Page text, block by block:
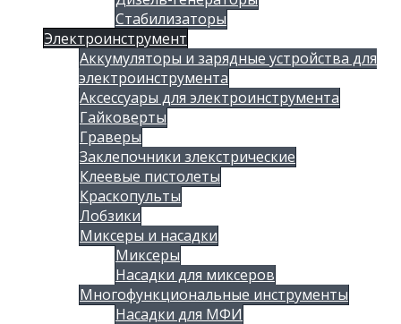
Стабилизаторы
Электроинструмент
Аккумуляторы и зарядные устройства для
электроинструмента
Аксессуары для электроинструмента
Гайковерты
Граверы
Заклепочники злекстрические
Клеевые пистолеты
Краскопульты
Лобзики
Миксеры и насадки
Миксеры
Насадки для миксеров
Многофункциональные инструменты
Насадки для МФИ